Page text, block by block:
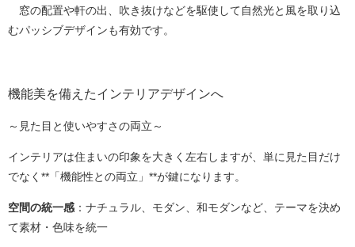
窓の配置や軒の出、吹き抜けなどを駆使して自然光と風を取り込
むパッシブデザインも有効です。
機能美を備えたインテリアデザインへ
～見た目と使いやすさの両立～
インテリアは住まいの印象を大きく左右しますが、単に見た目だけ
でなく**「機能性との両立」**が鍵になります。
空間の統一感 ：ナチュラル、モダン、和モダンなど、テーマを決め
て素材・色味を統一